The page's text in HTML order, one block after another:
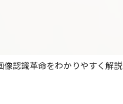
像認識革命をわかりやすく解説